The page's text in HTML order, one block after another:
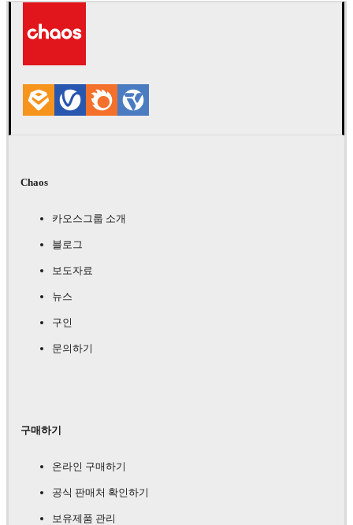
Chaos
카오스그룹 소개
블로그
보도자료
뉴스
구인
문의하기
구매하기
온라인 구매하기
공식 판매처 확인하기
보유제품 관리